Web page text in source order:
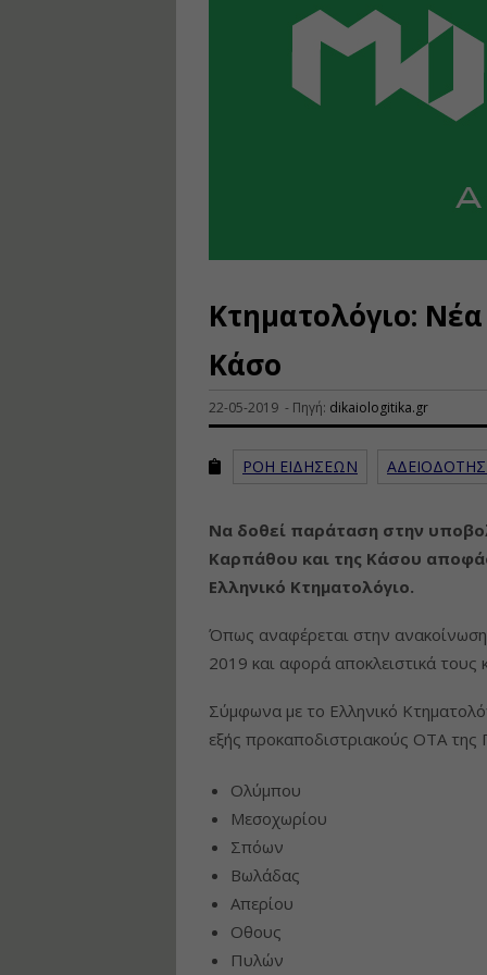
Κτηματολόγιο:
Κάσο
22-05-2019 - Πηγή: dikaiologitika.gr
ΡΟΗ ΕΙΔΗΣΕΩΝ
Να δοθεί παράταση στην
Καρπάθου και της Κάσου
Ελληνικό Κτηματολόγιο.
Όπως αναφέρεται στην
2019 και αφορά αποκλειστικά τους
Σύμφωνα με το Ελληνικό
εξής προκαποδιστριακούς ΟΤΑ
Ολύμπου
Μεσοχωρίου
Σπόων
Βωλάδας
Απερίου
Oθους
Πυλών